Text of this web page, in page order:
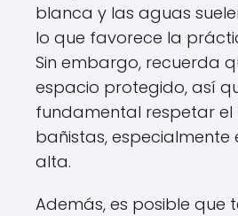
blanca y las aguas
lo que favorece la
Sin embargo, recuerda
espacio protegido, así
fundamental respetar el
bañistas,
alta.
Además, es posible que